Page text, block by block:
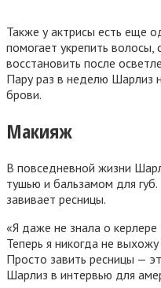
Также у актрисы есть еще
помогает укрепить волосы,
восстановить после
Пару раз в неделю Шарлиз
брови.
Макияж
В повседневной жизни
тушью и бальзамом для
завивает ресницы.
«Я даже не знала о
Теперь я никогда не
Просто завить ресницы —
Шарлиз в интервью для